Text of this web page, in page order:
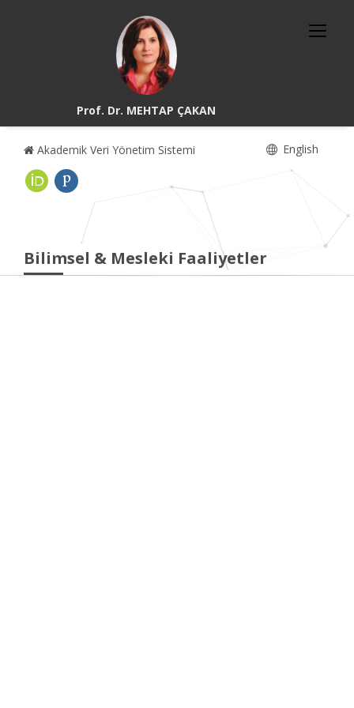
Prof. Dr. MEHTAP ÇAKAN
Akademik Veri Yönetim Sistemi English
Bilimsel & Mesleki Faaliyetler